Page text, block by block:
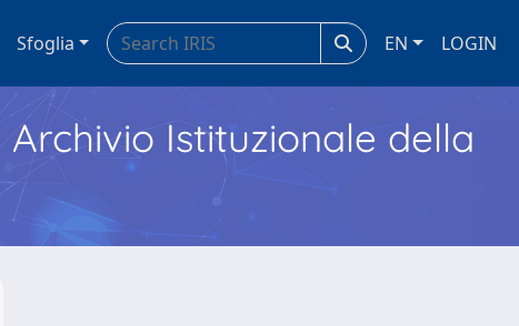
Sfoglia EN LOGIN
Archivio Istituzionale della